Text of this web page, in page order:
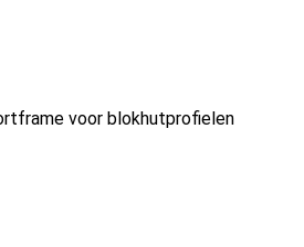
voor blokhutprofielen